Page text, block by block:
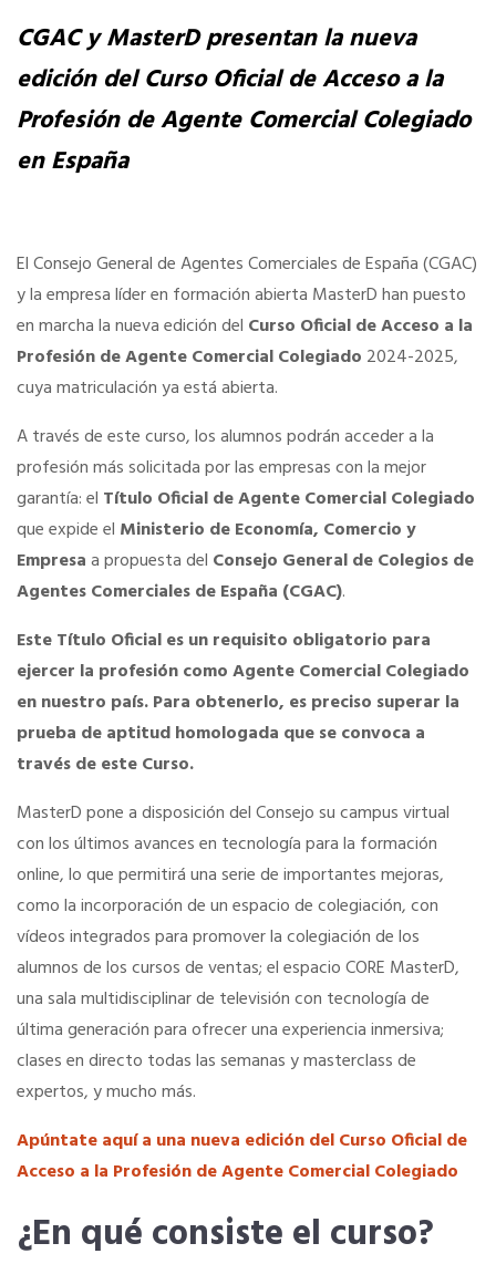
Formación gratuita
Formación gratuita
Título Oficial
Tu Carnet Profesional, ahora Digital
Ahorra en carburantes
Portal de Empleo
VENTAJAS EN SEGUROS
Formación gratuita
Servicios financieros
Seguro de vida
Tu CRM AC
Ventajas fiscales
Asesoramiento fiscal y jurídico
Despachos y salas de reuniones
Consulados comerciales
CGAC y MasterD presentan la nueva
edición del Curso Oficial de Acceso a la
Profesión de Agente Comercial Colegiado
en España
El Consejo General de Agentes Comerciales de España (CGAC)
y la empresa líder en formación abierta MasterD han puesto
en marcha la nueva edición del Curso Oficial de Acceso a la
Profesión de Agente Comercial Colegiado 2024-2025,
cuya matriculación ya está abierta.
A través de este curso, los alumnos podrán acceder a la
profesión más solicitada por las empresas con la mejor
garantía: el Título Oficial de Agente Comercial Colegiado
que expide el Ministerio de Economía, Comercio y
Empresaa propuesta del Consejo General de Colegios de
Agentes Comerciales de España (CGAC).
Este Título Oficial es un requisito obligatorio para
ejercer la profesión como Agente Comercial Colegiado
en nuestro país. Para obtenerlo, es preciso superar la
prueba de aptitud homologada que se convoca a
través de este Curso.
MasterD pone a disposición del Consejo su campus virtual
con los últimos avances en tecnología para la formación
online, lo que permitirá una serie de importantes mejoras,
como la incorporación de un espacio de colegiación, con
vídeos integrados para promover la colegiación de los
alumnos de los cursos de ventas; el espacio CORE MasterD,
una sala multidisciplinar de televisión con tecnología de
última generación para ofrecer una experiencia inmersiva;
clases en directo todas las semanas y masterclass de
expertos, y mucho más.
Apúntate aquí a una nueva edición del Curso Oficial de
Acceso a la Profesión de Agente Comercial Colegiado
¿En qué consiste el curso?